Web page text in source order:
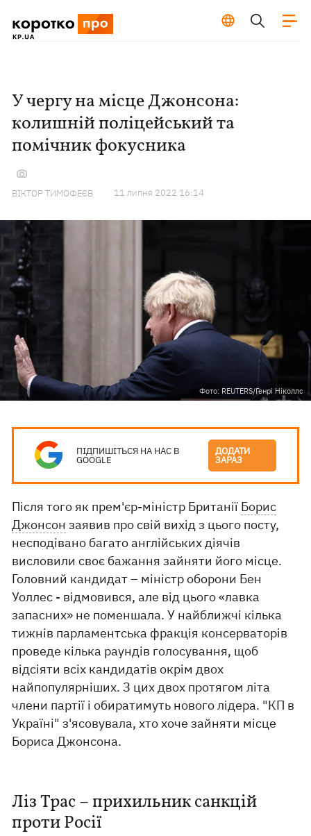
У чергу на місце Джонсона:
колишній поліцейський та
помічник фокусника
ВІКТОР ТИМОФЕЄВ 11 липня 2022 16:14
Фото: REUTERS/Генрі Ніколлс
ПІДПИШІТЬСЯ НА НАС В
GOOGLE
ДОДАТИ
ЗАРАЗ
Після того як прем'єр-міністр Британії Борис
Джонсон заявив про свій вихід з цього посту,
несподівано багато англійських діячів
висловили своє бажання зайняти його місце.
Головний кандидат – міністр оборони Бен
Уоллес - відмовився, але від цього «лавка
запасних» не поменшала. У найближчі кілька
тижнів парламентська фракція консерваторів
проведе кілька раундів голосування, щоб
відсіяти всіх кандидатів окрім двох
найпопулярніших. З цих двох протягом літа
члени партії і обиратимуть нового лідера. "КП в
Україні" з'ясовувала, хто хоче зайняти місце
Бориса Джонсона.
Ліз Трас – прихильник санкцій
проти Росії